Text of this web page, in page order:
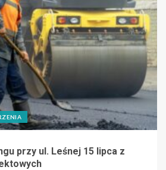
przy ul. Leśnej 15 lipca z